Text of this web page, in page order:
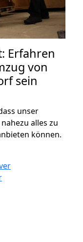
Erfahren
von
sein
unser
alles zu
können.